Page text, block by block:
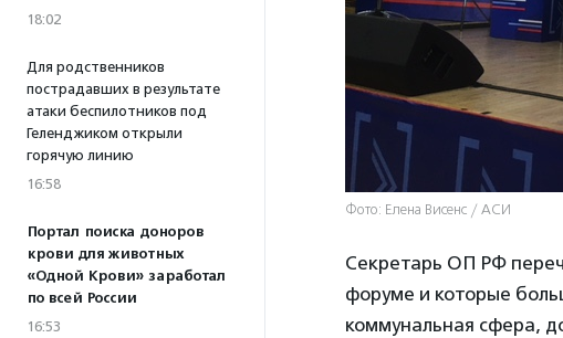
18:02
Для родственников
пострадавших в результате
атаки беспилотников под
Геленджиком открыли
горячую линию
16:58
Портал поиска доноров
крови для животных
«Одной Крови» заработал
по всей России
16:53
Фото: Елена Висенс / АСИ
Секретарь ОП РФ
форуме и которые
коммунальная сфера,